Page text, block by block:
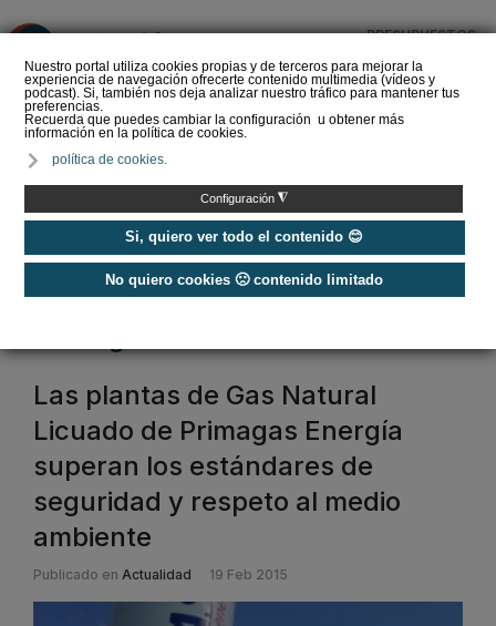
Nuestro portal utiliza cookies propias y de terceros para mejorar la
experiencia de navegación ofrecerte contenido multimedia (vídeos y
podcast). Si, también nos deja analizar nuestro tráfico para mantener tus
preferencias.
Recuerda que puedes cambiar la configuración u obtener más
información en la política de cookies.
política de cookies.
Configuración ◮
Si, quiero ver todo el contenido 😊
No quiero cookies 🙁 contenido limitado
PRESUPUESTOS
del Amperio (Episodio 3)
Etiquetas / primagas
Las plantas de Gas Natural
Licuado de Primagas Energía
superan los estándares de
seguridad y respeto al medio
ambiente
Publicado en Actualidad 19 Feb 2015